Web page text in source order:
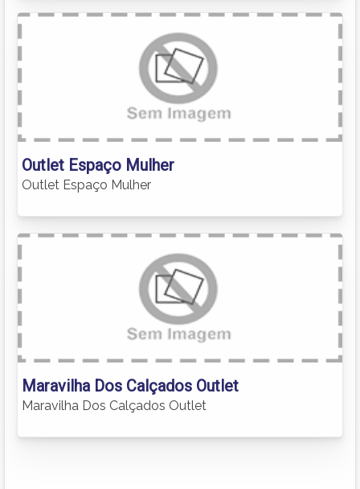
Outlet Espaço Mulher
Outlet Espaço Mulher
Maravilha Dos Calçados Outlet
Maravilha Dos Calçados Outlet